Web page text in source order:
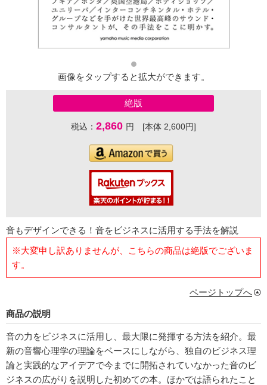
画像をタップすると拡大ができます。
絶版
税込： 2,860 円 [本体 2,600円]
音もデザインできる！音をビジネスに活用する手法を解説
※大変申し訳ありませんが、こちらの商品は絶版でございま
す。
ページトップへ
商品の説明
音の力をビジネスに活用し、最大限に発揮する方法を紹介。最
新の音響心理学の理論をベースにしながら、独自のビジネス理
論と実践的なアイデアで今までに開拓されていなかった音のビ
ジネスの広がりを説明した初めての本。ほかでは語られたこと